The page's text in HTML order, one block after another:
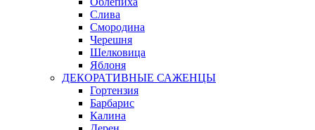
Слива
Смородина
Черешня
Шелковица
Яблоня
ДЕКОРАТИВНЫЕ САЖЕНЦЫ
Гортензия
Барбарис
Калина